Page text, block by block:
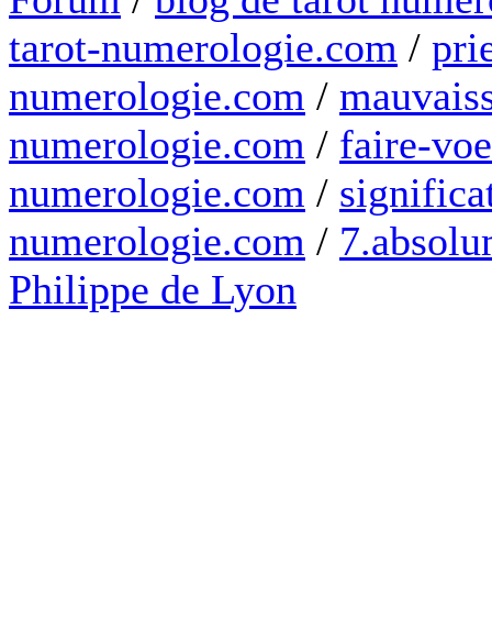
tarot-numerologie.com /
numerologie.com /
numerologie.com / faire-
numerologie.com /
numerologie.com /
Philippe de Lyon